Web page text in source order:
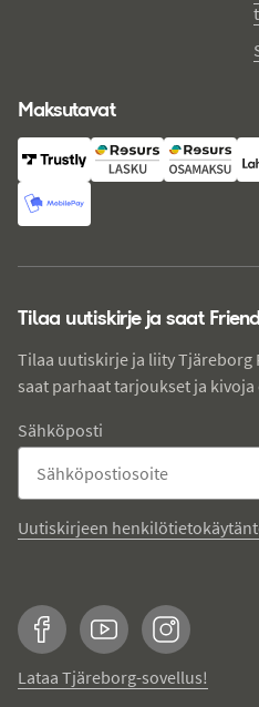
Maksutavat
Tilaa uutiskirje ja saat
Tilaa uutiskirje ja liity
saat parhaat tarjoukset ja kivoja
Sähköposti
Uutiskirjeen
FacebookYouTubeInstagram
Lataa Tjäreborg-sovellus!